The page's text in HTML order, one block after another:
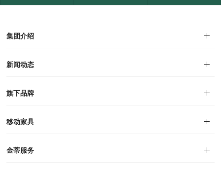
集团介绍
集团介绍
企业文化
人才招聘
商学院
VR全景展厅
董事长介绍
新闻动态
旗下品牌
品牌文化
荣誉资质
产品专利
电子画册
移动家具
迪尚
西瑞
洛斯
里奥
洛卡
美舍
新古典
纯美
金蒂服务